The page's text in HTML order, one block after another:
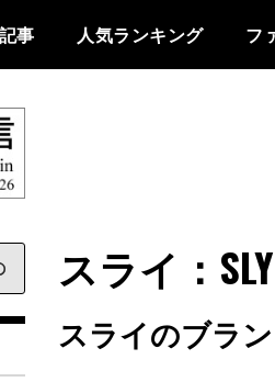
事 人気ランキング フ
ン
スライ：SLY
スライのブラ